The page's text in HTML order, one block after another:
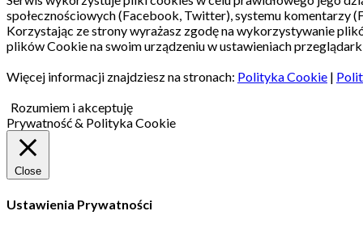
społecznościowych (Facebook, Twitter), systemu komentarzy
Korzystając ze strony wyrażasz zgodę na wykorzystywanie
plików Cookie na swoim urządzeniu w ustawieniach
Więcej informacji znajdziesz na stronach: Polityka Cookie |
Rozumiem i akceptuję
Prywatność & Polityka Cookie
Close
Ustawienia Prywatności